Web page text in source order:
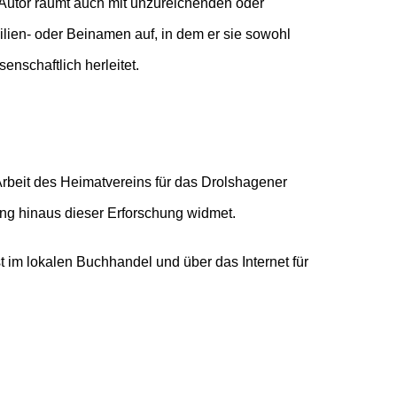
herleitet.
hinaus dieser Erforschung widmet.